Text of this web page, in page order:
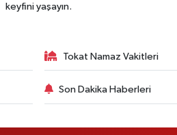
keyfini yaşayın.
Tokat Namaz Vakitleri
Son Dakika Haberleri